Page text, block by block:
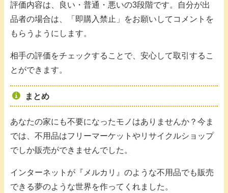
評価内容は、良い・普通・悪いの3段階です。自分が出
品者の場合は、「即購入禁止」をお願いしてコメントを
もらうようにします。
相手の評価をチェックすることで、安心して取引するこ
とができます。
まとめ
あなたの家にも不要になったモノはありませんか？今ま
では、不用品はフリーマーケットやリサイクルショップ
でしか販売ができませんでした。
インターネットが『メルカリ』のような不用品でも販売
できる夢のような世界を作ってくれました。